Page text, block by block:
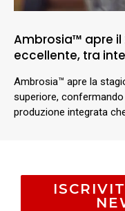
Ambrosia™ apre
eccellente, tra
Ambrosia™ apre la
superiore,
produzione integrata